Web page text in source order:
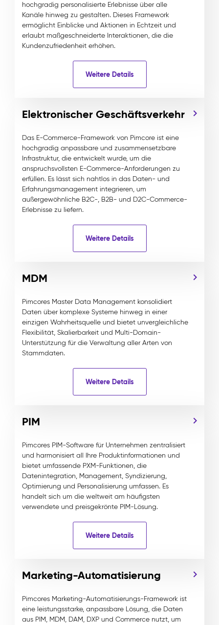
hochgradig personalisierte Erlebnisse über alle
Kanäle hinweg zu gestalten. Dieses Framework
ermöglicht Einblicke und Aktionen in Echtzeit und
erlaubt maßgeschneiderte Interaktionen, die die
Kundenzufriedenheit erhöhen.
Weitere Details
Elektronischer Geschäftsverkehr
Das E-Commerce-Framework von Pimcore ist eine
hochgradig anpassbare und zusammensetzbare
Infrastruktur, die entwickelt wurde, um die
anspruchsvollsten E-Commerce-Anforderungen zu
erfüllen. Es lässt sich nahtlos in das Daten- und
Erfahrungsmanagement integrieren, um
außergewöhnliche B2C-, B2B- und D2C-Commerce-
Erlebnisse zu liefern.
Weitere Details
MDM
Pimcores Master Data Management konsolidiert
Daten über komplexe Systeme hinweg in einer
einzigen Wahrheitsquelle und bietet unvergleichliche
Flexibilität, Skalierbarkeit und Multi-Domain-
Unterstützung für die Verwaltung aller Arten von
Stammdaten.
Weitere Details
PIM
Pimcores PIM-Software für Unternehmen zentralisiert
und harmonisiert all Ihre Produktinformationen und
bietet umfassende PXM-Funktionen, die
Datenintegration, Management, Syndizierung,
Optimierung und Personalisierung umfassen. Es
handelt sich um die weltweit am häufigsten
verwendete und preisgekrönte PIM-Lösung.
Weitere Details
Marketing-Automatisierung
Pimcores Marketing-Automatisierungs-Framework ist
eine leistungsstarke, anpassbare Lösung, die Daten
aus PIM, MDM, DAM, DXP und Commerce nutzt, um